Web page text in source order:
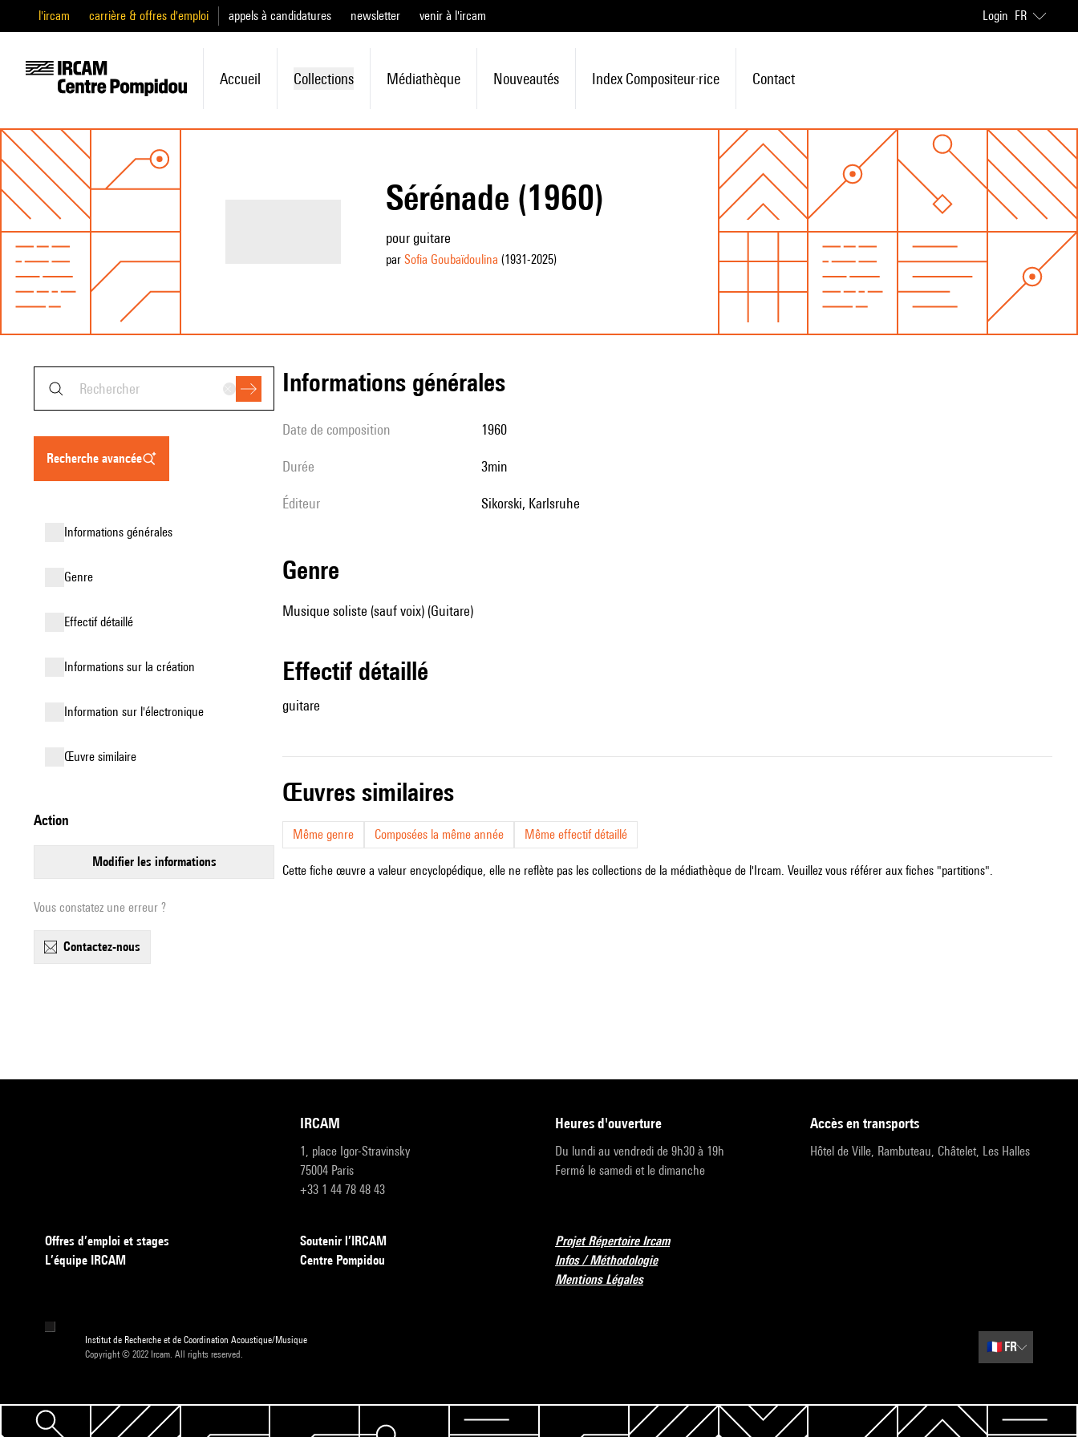
l'ircam carrière & offres d'emploi appels à candidatures newsletter venir à l'ircam Login FR
Accueil Collections Médiathèque Nouveautés Index Compositeur·rice Contact
Sérénade (1960)
pour guitare
par Sofia Goubaïdoulina (1931-2025)
recherche avancée
informations générales
genre
effectif détaillé
informations sur la création
Information sur l'électronique
œuvre similaire
action
modifier les informations
Vous constatez une erreur ?
contactez-nous
informations générales
date de composition 1960
durée 3min
éditeur Sikorski, Karlsruhe
genre
Musique soliste (sauf voix) (Guitare)
effectif détaillé
guitare
œuvres similaires
Même genre Composées la même année Même effectif détaillé
Cette fiche œuvre a valeur encyclopédique, elle ne reflète pas les collections de la médiathèque de l'Ircam. Veuillez vous référer aux fiches "partitions".
IRCAM
1, place Igor-Stravinsky
75004 Paris
+33 1 44 78 48 43
heures d'ouverture
Du lundi au vendredi de 9h30 à 19h
Fermé le samedi et le dimanche
accès en transports
Hôtel de Ville, Rambuteau, Châtelet, Les Halles
Offres d’emploi et stages
L’équipe IRCAM
Soutenir l’IRCAM
Centre Pompidou
Projet Répertoire Ircam
Infos / Méthodologie
Mentions Légales
Institut de Recherche et de Coordination Acoustique/Musique
Copyright © 2022 Ircam. All rights reserved.
🇫🇷 FR